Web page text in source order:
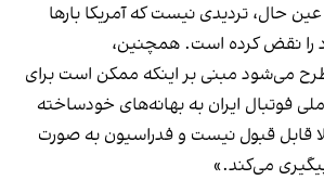
عین حال، تردیدی نیست که آمریکا بارها
را نقض کرده است. همچنین،
می‌شود مبنی بر اینکه ممکن است برای
فوتبال ایران به بهانه‌های خودساخته
قابل قبول نیست و فدراسیون به صورت
می‌کند.»